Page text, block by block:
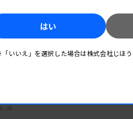
する難治性の眼感染疾患に対
因する難治性の眼感染疾患に
通で優先給油
はい
いいえ」を選択した場合は株式会社じほう